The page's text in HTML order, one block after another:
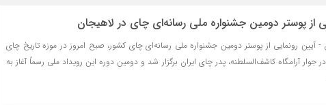
از پوستر دومین جشنواره ملی رسانه‌ای چای در لاهیجان
- آیین رونمایی از پوستر دومین جشنواره ملی رسانه‌ای چای کشور، صبح امروز در موزه تاریخ چای
جوار آرامگاه کاشف‌السلطنه، پدر چای ایران برگزار شد و دومین دوره این رویداد ملی رسماً آغاز به